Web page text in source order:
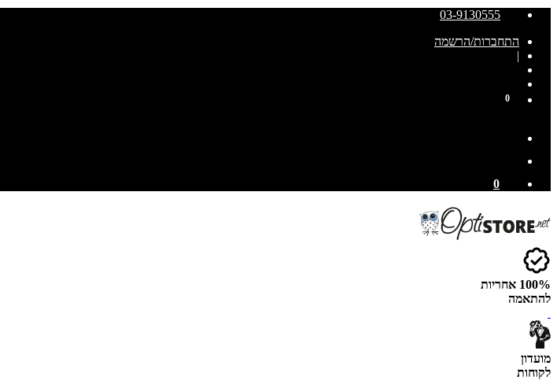
03-9130555
התחברות/הרשמה
|
0
0
100% אחריות
להתאמה
מועדון
לקוחות